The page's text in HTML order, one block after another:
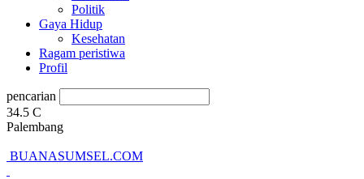
Politik
Gaya Hidup
Kesehatan
Ragam peristiwa
Profil
pencarian
34.5 C
Palembang
BUANASUMSEL.COM